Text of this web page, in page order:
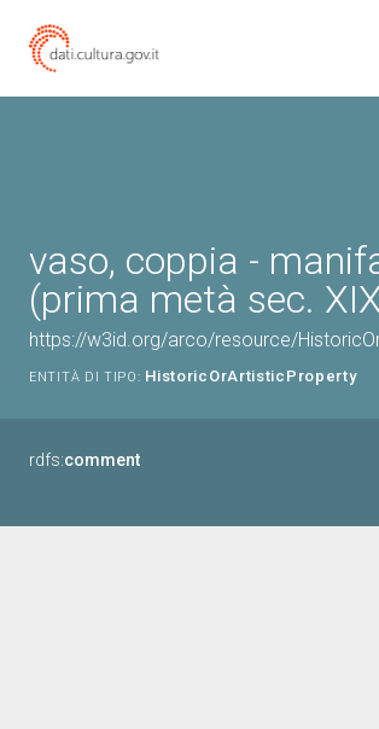
vaso, coppia -
(prima metà sec.
https://w3id.org/arco/resource/
ENTITÀ DI TIPO: HistoricOrArtisticProperty
rdfs:comment